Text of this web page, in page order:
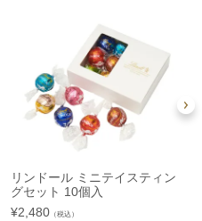
リンドール ミニテイスティン
グセット 10個入
¥2,480（税込）